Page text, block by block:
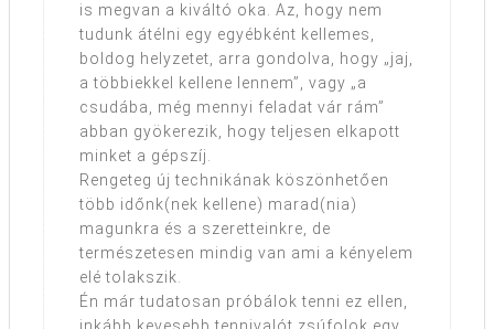
is megvan a kiváltó oka. Az, hogy nem
tudunk átélni egy egyébként kellemes,
boldog helyzetet, arra gondolva, hogy „jaj,
a többiekkel kellene lennem”, vagy „a
csudába, még mennyi feladat vár rám”
abban gyökerezik, hogy teljesen elkapott
minket a gépszíj.
Rengeteg új technikának köszönhetően
több időnk(nek kellene) marad(nia)
magunkra és a szeretteinkre, de
természetesen mindig van ami a kényelem
elé tolakszik.
Én már tudatosan próbálok tenni ez ellen,